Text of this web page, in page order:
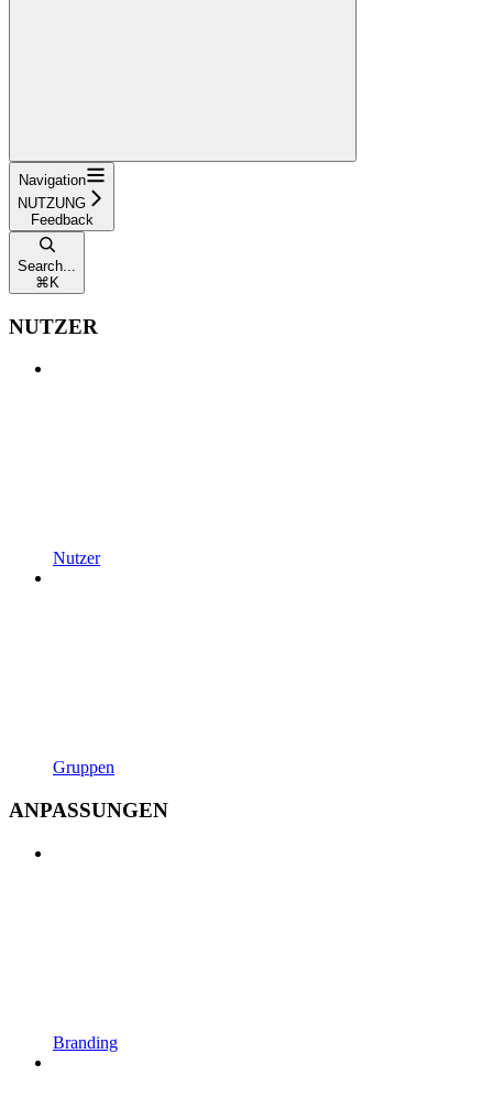
Navigation
NUTZUNG
Feedback
Search...
⌘ K
NUTZER
Nutzer
Gruppen
ANPASSUNGEN
Branding